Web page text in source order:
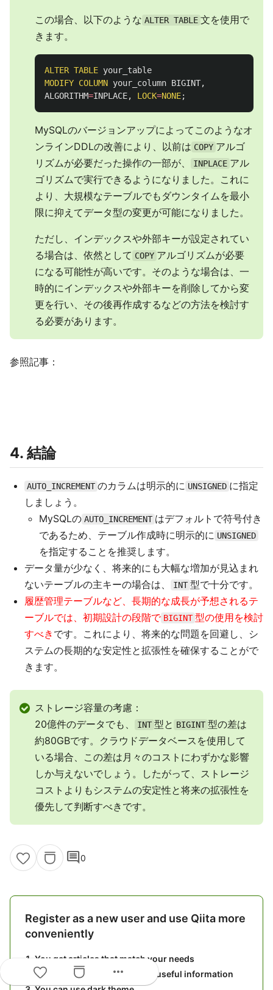
この場合、以下のような ALTER TABLE 文を使用で
きます。
ALTER TABLE your_table
MODIFY COLUMN your_column BIGINT,
ALGORITHM=INPLACE, LOCK=NONE;
MySQLのバージョンアップによってこのようなオ
ンラインDDLの改善により、以前は COPY アルゴ
リズムが必要だった操作の一部が、
INPLACE アル
ゴリズムで実行できるようになりました。これに
より、大規模なテーブルでもダウンタイムを最小
限に抑えてデータ型の変更が可能になりました。
ただし、インデックスや外部キーが設定されてい
る場合は、依然として COPY アルゴリズムが必要
になる可能性が高いです。そのような場合は、一
時的にインデックスや外部キーを削除してから変
更を行い、その後再作成するなどの方法を検討す
る必要があります。
参照記事：
4. 結論
AUTO_INCREMENT のカラムは明示的に UNSIGNED に指定
しましょう。
MySQLの AUTO_INCREMENT はデフォルトで符号付き
であるため、テーブル作成時に明示的に UNSIGNED
を指定することを推奨します。
データ量が少なく、将来的にも大幅な増加が見込まれ
ないテーブルの主キーの場合は、
INT 型で十分です。
履歴管理テーブルなど、長期的な成長が予想されるテ
ーブルでは、初期設計の段階で BIGINT 型の使用を検討
すべき です。これにより、将来的な問題を回避し、シ
ステムの長期的な安定性と拡張性を確保することがで
きます。
ストレージ容量の考慮：
20億件のデータでも、
INT 型と BIGINT 型の差は
約80GBです。クラウドデータベースを使用して
いる場合、この差は月々のコストにわずかな影響
しか与えないでしょう。したがって、ストレージ
コストよりもシステムの安定性と将来の拡張性を
優先して判断すべきです。
comment0
Register as a new user and use Qiita more
conveniently
You get articles that match your needs
You can efficiently read back useful information
more_horiz